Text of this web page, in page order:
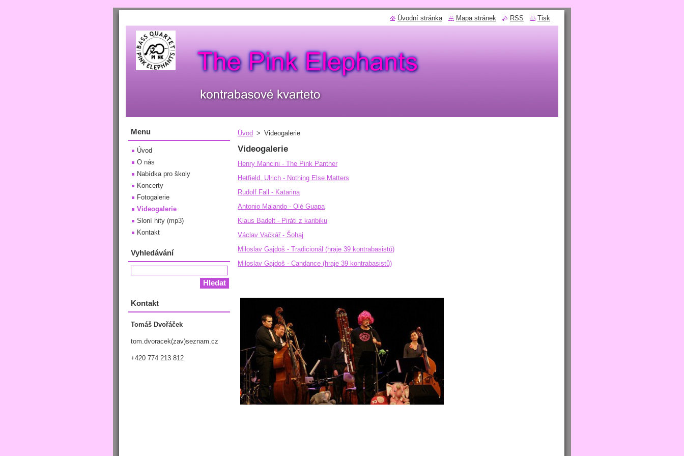
Úvod > Videogalerie
Videogalerie
Henry Mancini - The Pink Panther
Hetfield, Ulrich - Nothing Else Matters
Rudolf Fall - Katarina
Antonio Malando - Olé Guapa
Klaus Badelt - Piráti z karibiku
Václav Vačkář - Šohaj
Miloslav Gajdoš - Tradicionál (hraje 39 kontrabasistů)
Miloslav Gajdoš - Candance (hraje 39 kontrabasistů)
Menu
Úvod
O nás
Nabídka pro školy
Koncerty
Fotogalerie
Videogalerie
Sloní hity (mp3)
Kontakt
Vyhledávání
Kontakt
Tomáš Dvořáček
tom.dvoracek(zav)seznam.cz
+420 774 213 812
Úvodní stránka Mapa stránek RSS Tisk